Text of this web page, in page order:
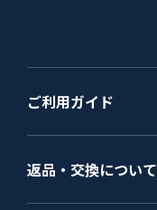
ご利用ガイド
返品・交換について